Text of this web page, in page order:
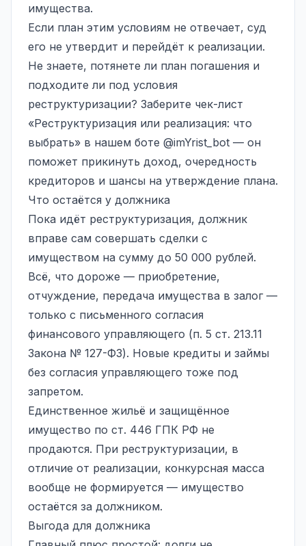
имущества.
Если план этим условиям не отвечает, суд
его не утвердит и перейдёт к реализации.
Не знаете, потянете ли план погашения и
подходите ли под условия
реструктуризации? Заберите чек-лист
«Реструктуризация или реализация: что
выбрать» в нашем боте @imYrist_bot — он
поможет прикинуть доход, очередность
кредиторов и шансы на утверждение плана.
Что остаётся у должника
Пока идёт реструктуризация, должник
вправе сам совершать сделки с
имуществом на сумму до 50 000 рублей.
Всё, что дороже — приобретение,
отчуждение, передача имущества в залог —
только с письменного согласия
финансового управляющего (п. 5 ст. 213.11
Закона № 127-ФЗ). Новые кредиты и займы
без согласия управляющего тоже под
запретом.
Единственное жильё и защищённое
имущество по ст. 446 ГПК РФ не
продаются. При реструктуризации, в
отличие от реализации, конкурсная масса
вообще не формируется — имущество
остаётся за должником.
Выгода для должника